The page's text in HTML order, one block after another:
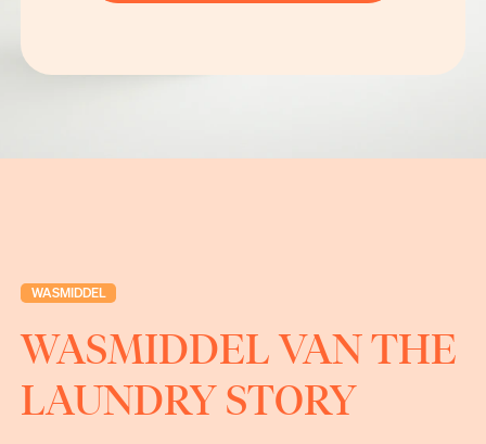
WASMIDDEL
WASMIDDEL VAN THE
LAUNDRY STORY